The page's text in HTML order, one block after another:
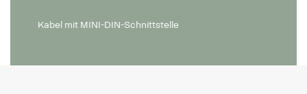
Kabel mit MINI-DIN-Schnittstelle